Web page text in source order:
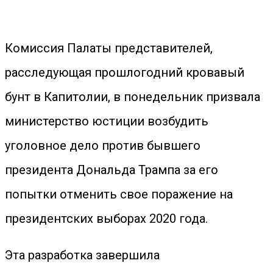
Комиссия Палаты представителей,
расследующая прошлогодний кровавый
бунт в Капитолии, в понедельник призвала
министерство юстиции возбудить
уголовное дело против бывшего
президента Дональда Трампа за его
попытки отменить свое поражение на
президентских выборах 2020 года.
Эта разработка завершила